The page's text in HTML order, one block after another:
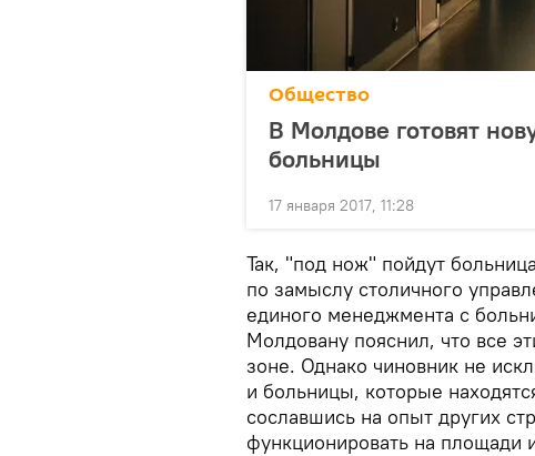
Общество
В Молдове готовят
больницы
17 января 2017, 11:28
Так, "под нож" пойдут
по замыслу столичного
единого менеджмента с
Молдовану пояснил, что все
зоне. Однако чиновник не
и больницы, которые
сославшись на опыт других
функционировать на площади